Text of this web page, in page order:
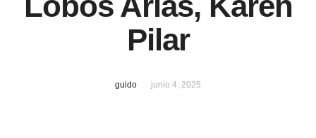
Pilar
guido junio 4, 2025